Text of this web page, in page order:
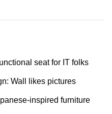
seat for IT folks
Wall likes pictures
inspired furniture